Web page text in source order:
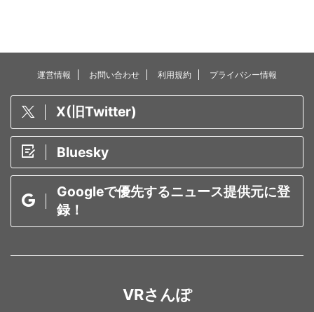
運営情報 お問い合わせ 利用規約 プライバシー情報
X(旧Twitter)
Bluesky
Googleで優先するニュース提供元に登
録！
VRさんぽ